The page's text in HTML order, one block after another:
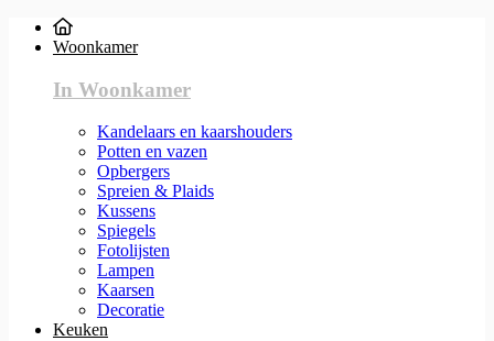
Woonkamer
In Woonkamer
Kandelaars en kaarshouders
Potten en vazen
Opbergers
Spreien & Plaids
Kussens
Spiegels
Fotolijsten
Lampen
Kaarsen
Decoratie
Keuken